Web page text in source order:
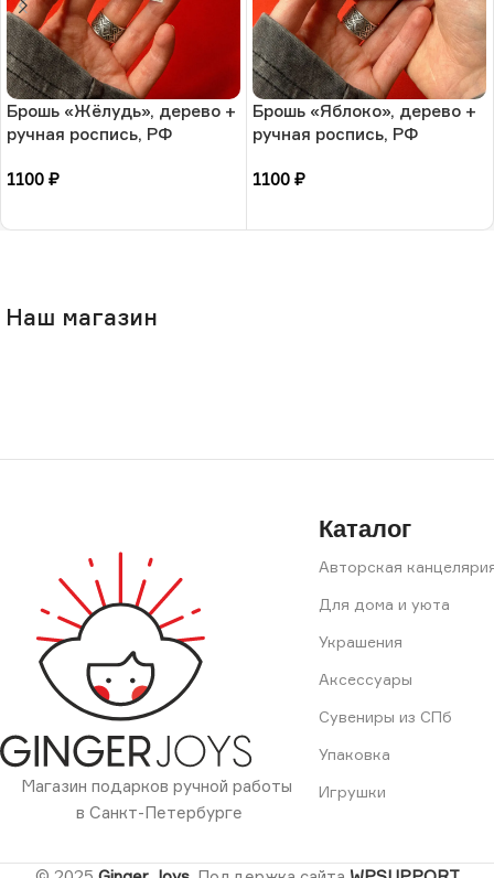
Брошь «Жёлудь», дерево +
ручная роспись, РФ
1100 ₽
Брошь «Яблоко», дерево +
ручная роспись, РФ
1100 ₽
Наш магазин
Магазин подарков ручной работы
в Санкт-Петербурге
Каталог
Авторская
Для дома и уюта
Украшения
Аксессуары
Сувениры из СПб
Упаковка
Игрушки